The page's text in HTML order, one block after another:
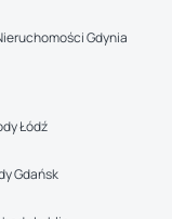
Gdynia
Łódź
Gdańsk